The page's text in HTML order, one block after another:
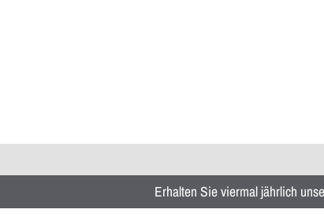
Erhalten Sie viermal jährlich